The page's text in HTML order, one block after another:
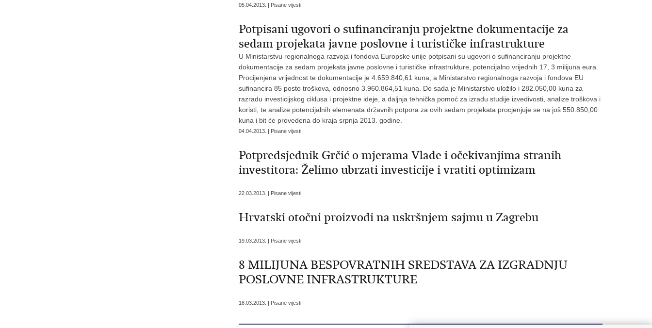
05.04.2013. | Pisane vijesti
Potpisani ugovori o sufinanciranju projektne dokumentacije za
sedam projekata javne poslovne i turističke infrastrukture
U Ministarstvu regionalnoga razvoja i fondova Europske unije potpisani su ugovori o sufinanciranju projektne
dokumentacije za sedam projekata javne poslovne i turističke infrastrukture, potencijalno vrijednih 17, 3 milijuna eura.
Procijenjena vrijednost te dokumentacije je 4.659.840,61 kuna, a Ministarstvo regionalnoga razvoja i fondova EU
sufinancira 85 posto troškova, odnosno 3.960.864,51 kuna. Do sada je Ministarstvo uložilo i 282.050,00 kuna za
razradu investicijskog ciklusa i projektne ideje, a daljnja tehnička pomoć za izradu studije izvedivosti, analize troškova i
koristi, te analize potencijalnih elemenata državnih potpora za ovih sedam projekata procjenjuje se na još 550.850,00
kuna i bit će provedena do kraja srpnja 2013. godine.
04.04.2013. | Pisane vijesti
Potpredsjednik Grčić o mjerama Vlade i očekivanjima stranih
investitora: Želimo ubrzati investicije i vratiti optimizam
22.03.2013. | Pisane vijesti
Hrvatski otočni proizvodi na uskršnjem sajmu u Zagrebu
19.03.2013. | Pisane vijesti
8 MILIJUNA BESPOVRATNIH SREDSTAVA ZA IZGRADNJU
POSLOVNE INFRASTRUKTURE
18.03.2013. | Pisane vijesti